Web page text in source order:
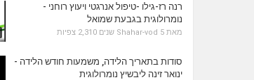
רנה רז-גילו -טיפול אנרגטי ויעוץ רוחני -
נומרולוגית בגבעת שמואל
מאת Shahar-vod 5 שנים 2,310 צפיות
סודות בתאריך הלידה, משמעות חודש הלידה -
ינואר זינה ליבשיץ נומרולוגית